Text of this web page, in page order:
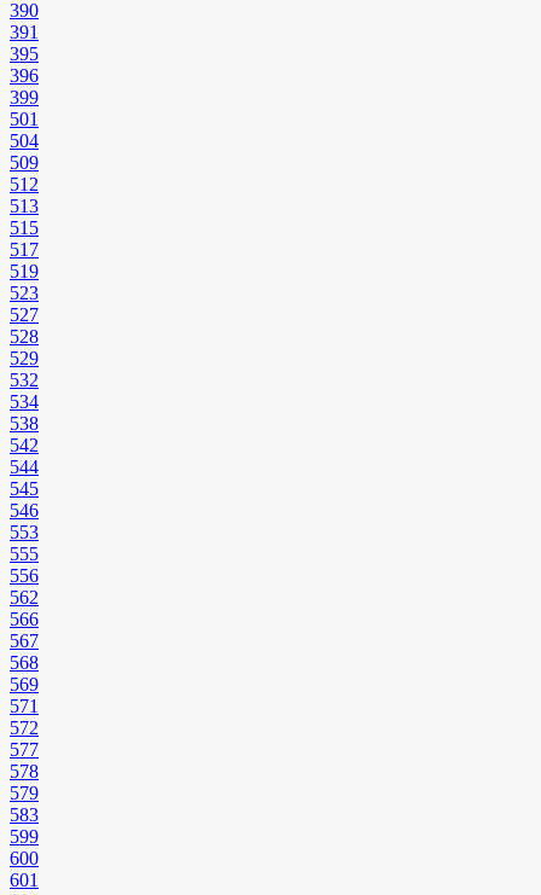
390
391
395
396
399
501
504
509
512
513
515
517
519
523
527
528
529
532
534
538
542
544
545
546
553
555
556
562
566
567
568
569
571
572
577
578
579
583
599
600
601